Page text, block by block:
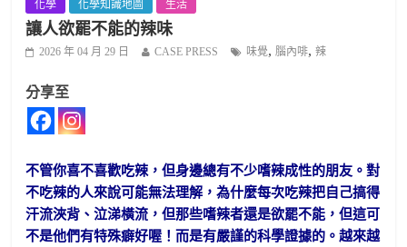
化學 化學知識地圖 生活
讓人欲罷不能的辣味
2026 年 04 月 29 日 CASE PRESS 味覺,腦內啡,辣
分享至
不管你喜不喜歡吃辣，但身邊總有不少嗜辣成性的朋友。對
不吃辣的人來說可能無法理解，為什麼每次吃辣把自己搞得
汗流浹背、泣涕橫流，但那些嗜辣者還是欲罷不能，但這可
不是他們有特殊癖好喔！而是有嚴謹的科學證據的。越來越